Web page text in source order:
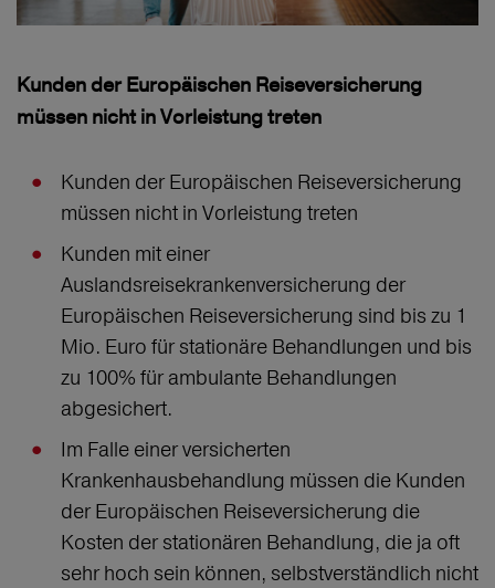
Kunden der Europäischen Reiseversicherung
müssen nicht in Vorleistung treten
Kunden der Europäischen Reiseversicherung
müssen nicht in Vorleistung treten
Kunden mit einer
Auslandsreisekrankenversicherung der
Europäischen Reiseversicherung sind bis zu 1
Mio. Euro für stationäre Behandlungen und bis
zu 100% für ambulante Behandlungen
abgesichert.
Im Falle einer versicherten
Krankenhausbehandlung müssen die Kunden
der Europäischen Reiseversicherung die
Kosten der stationären Behandlung, die ja oft
sehr hoch sein können, selbstverständlich nicht